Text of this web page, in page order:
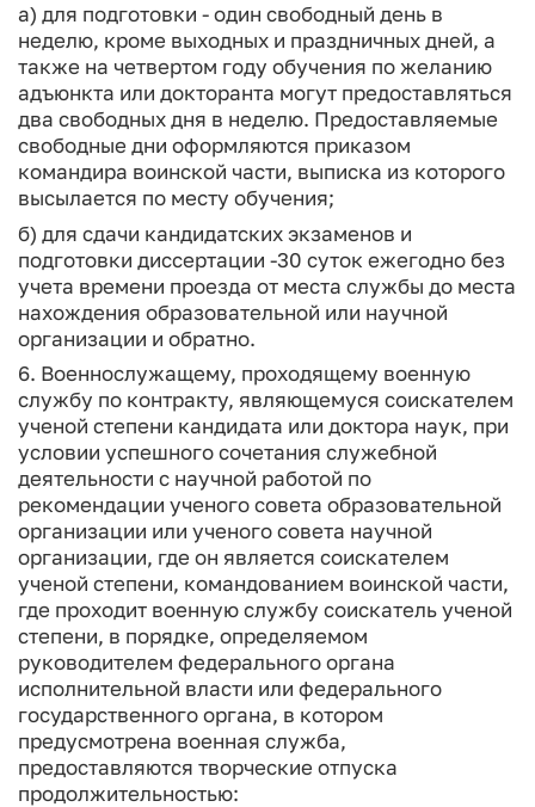
а) для подготовки - один свободный день в
неделю, кроме выходных и праздничных дней, а
также на четвертом году обучения по желанию
адъюнкта или докторанта могут предоставляться
два свободных дня в неделю. Предоставляемые
свободные дни оформляются приказом
командира воинской части, выписка из которого
высылается по месту обучения;
б) для сдачи кандидатских экзаменов и
подготовки диссертации -30 суток ежегодно без
учета времени проезда от места службы до места
нахождения образовательной или научной
организации и обратно.
6. Военнослужащему, проходящему военную
службу по контракту, являющемуся соискателем
ученой степени кандидата или доктора наук, при
условии успешного сочетания служебной
деятельности с научной работой по
рекомендации ученого совета образовательной
организации или ученого совета научной
организации, где он является соискателем
ученой степени, командованием воинской части,
где проходит военную службу соискатель ученой
степени, в порядке, определяемом
руководителем федерального органа
исполнительной власти или федерального
государственного органа, в котором
предусмотрена военная служба,
предоставляются творческие отпуска
продолжительностью: